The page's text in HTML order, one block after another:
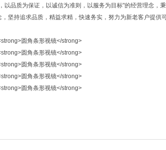
以品质为保证，以诚信为准则，以服务为目标"的经营理念，
坚持追求品质，精益求精，快速务实，努力为新老客户提供